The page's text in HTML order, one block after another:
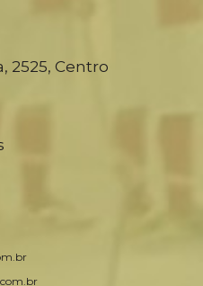
2525, Centro